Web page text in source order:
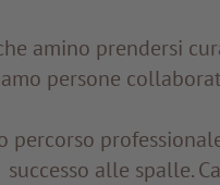
amino prendersi
persone
successo alle spalle.